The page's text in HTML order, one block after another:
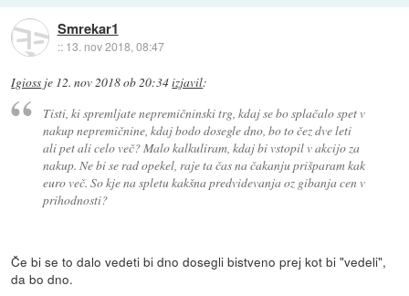
Smrekar1
:: 13. nov 2018, 08:47
Igioss je 12. nov 2018 ob 20:34izjavil:
Tisti, ki spremljate nepremičninski trg, kdaj se bo splačalo spet v
nakup nepremičnine, kdaj bodo dosegle dno, bo to čez dve leti
ali pet ali celo več? Malo kalkuliram, kdaj bi vstopil v akcijo za
nakup. Ne bi se rad opekel, raje ta čas na čakanju prišparam kak
euro več. So kje na spletu kakšna predvidevanja oz gibanja cen v
prihodnosti?
Če bi se to dalo vedeti bi dno dosegli bistveno prej kot bi "vedeli",
da bo dno.